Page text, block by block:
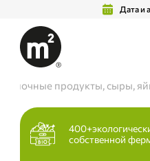
Дата и
Молочные продукты, сыры,
собственной